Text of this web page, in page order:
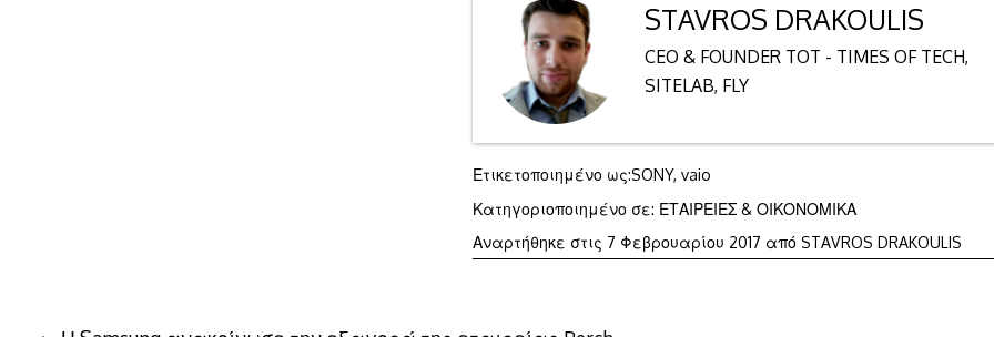
STAVROS DRAKOULIS
CEO & FOUNDER TOT - TIMES OF TECH,
SITELAB, FLY
Ετικετοποιημένο ως:SONY,vaio
Κατηγοριοποιημένο σε: ΕΤΑΙΡΕΙΕΣ & ΟΙΚΟΝΟΜΙΚΑ
Αναρτήθηκε στις 7 Φεβρουαρίου 2017 7απόSTAVROS DRAKOULIS